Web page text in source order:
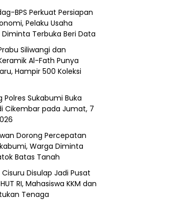
BPS Perkuat Persiapan
Pelaku Usaha
Terbuka Beri Data
Siliwangi dan
Al-Fath Punya
Hampir 500 Koleksi
Polres Sukabumi Buka
Cikembar pada Jumat, 7
Dorong Percepatan
Warga Diminta
Batas Tanah
Disulap Jadi Pusat
RI, Mahasiswa KKM dan
Tenaga